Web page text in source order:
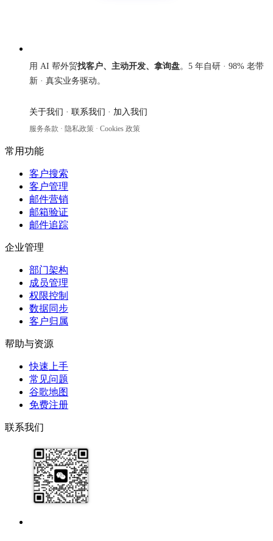
用 AI 帮外贸找客户、主动开发、拿询盘。5 年自研 · 98% 老带
新 · 真实业务驱动。
关于我们 · 联系我们 · 加入我们
服务条款 · 隐私政策 · Cookies 政策
常用功能
客户搜索
客户管理
邮件营销
邮箱验证
邮件追踪
企业管理
部门架构
成员管理
权限控制
数据同步
客户归属
帮助与资源
快速上手
常见问题
谷歌地图
免费注册
联系我们